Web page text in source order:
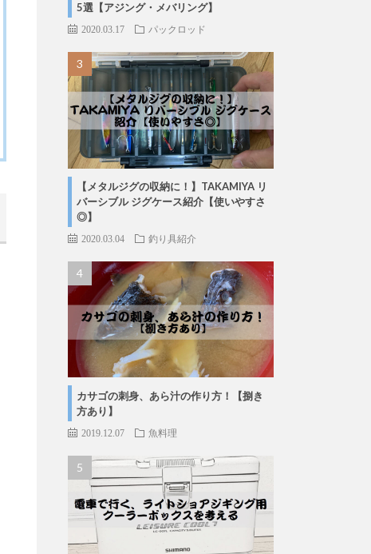
5選【アジング・メバリング】
2020.03.17 パックロッド
【メタルジグの収納に！】TAKAMIYA リ
バーシブル ジグケース紹介【使いやすさ
◎】
2020.03.04 釣り具紹介
カサゴの刺身、あら汁の作り方！【捌き
方あり】
2019.12.07 魚料理